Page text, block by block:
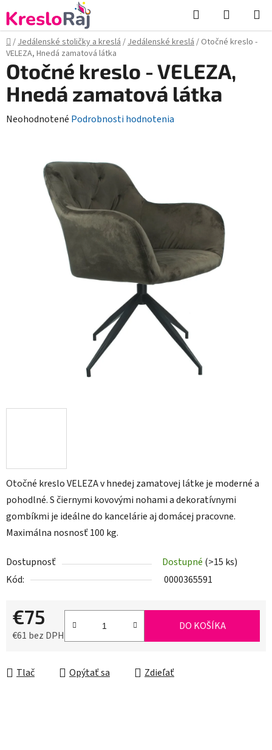
na
obsah
Hľadať
KOŠÍK
Domov
/Jedálenské stoličky a kreslá/Jedálenské kreslá/ Otočné kreslo -
VELEZA, Hnedá zamatová látka
Otočné kreslo VELEZA v hnedej zamatovej látke je moderné a
pohodlné. S čiernymi kovovými nohami a dekoratívnymi
gombíkmi je ideálne do kancelárie aj domácej pracovne.
Maximálna nosnosť 100 kg.
Dostupnosť Dostupné (>15 ks)
Kód:
0000365591
€75
€61 bez DPH
DO KOŠÍKA
Tlač Opýtať sa Zdieľať
Otočné kreslo - VELEZA,
Hnedá zamatová látka
Priemerné
Neohodnotené Podrobnosti hodnotenia